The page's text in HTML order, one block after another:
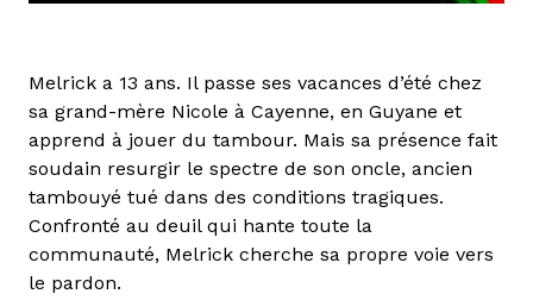
Melrick a 13 ans. Il passe ses vacances d’été chez
sa grand-mère Nicole à Cayenne, en Guyane et
apprend à jouer du tambour. Mais sa présence fait
soudain resurgir le spectre de son oncle, ancien
tambouyé tué dans des conditions tragiques.
Confronté au deuil qui hante toute la
communauté, Melrick cherche sa propre voie vers
le pardon.